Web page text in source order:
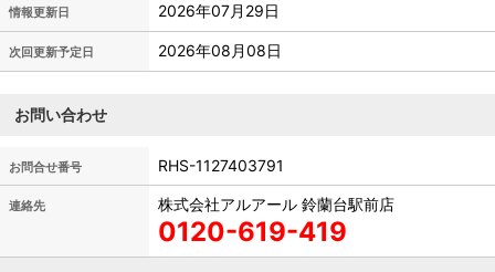
情報更新日 2026年07月29日
次回更新予定日 2026年08月08日
お問い合わせ
お問合せ番号 RHS-1127403791
連絡先 株式会社アルアール 鈴蘭台駅前店
0120-619-419